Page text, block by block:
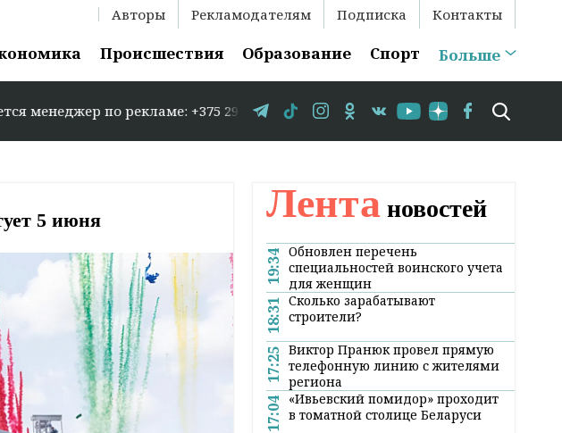
Авторы Рекламодателям Подписка Контакты
Происшествия Образование Спорт Больше
по рекламе: +375 29 583-35-86 // В Гродно временно закрывается
5 июня Лента новостей
19:34 Обновлен перечень
специальностей воинского учета
для женщин
18:31 Сколько зарабатывают
строители?
17:25 Виктор Пранюк провел прямую
телефонную линию с жителями
региона
17:04
«Ивьевский помидор» проходит
в томатной столице Беларуси